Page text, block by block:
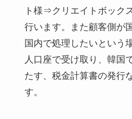
ト様⇒クリエイトボック
行います。また顧客側が
国内で処理したいという
人口座で受け取り、韓国
たす、税金計算書の発行
す。